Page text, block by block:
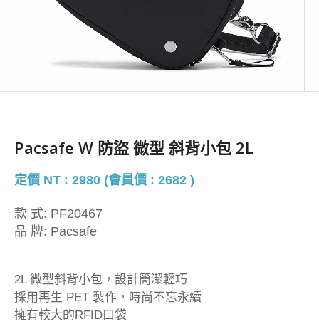
Pacsafe W 防盜 微型 斜背小包 2L
定價 NT : 2980 (會員價 : 2682 )
款 式: PF20467
品 牌: Pacsafe
2L 微型斜背小包，設計簡潔輕巧
採用再生 PET 製作，時尚不忘永續
擁有較大的RFID口袋